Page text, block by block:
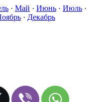
· Май · Июнь · Июль ·
· Декабрь